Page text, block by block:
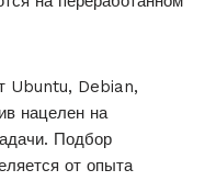
Ubuntu, Debian,
нацелен на
Подбор
от опыта